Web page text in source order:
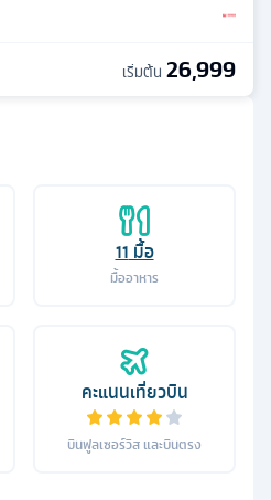
11 มื้อ
มื้ออาหาร
คะแนนเที่ยวบิน
บินฟูลเซอร์วิส และบินตรง
เริ่มต้น 26,999